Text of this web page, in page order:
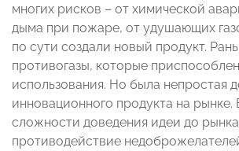
многих рисков – от химической
дыма при пожаре, от удушающих
по сути создали новый продукт.
противогазы, которые
использования. Но была непростая
инновационного продукта на рынке.
сложности доведения идеи до
противодействие